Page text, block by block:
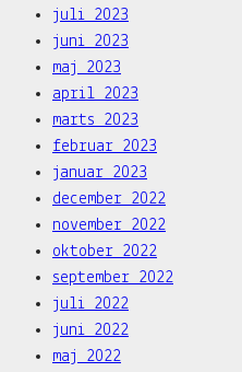
juli 2023
juni 2023
maj 2023
april 2023
marts 2023
februar 2023
januar 2023
december 2022
november 2022
oktober 2022
september 2022
juli 2022
juni 2022
maj 2022